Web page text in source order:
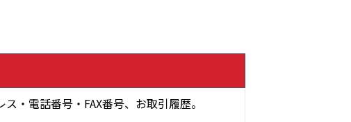
・電話番号・FAX番号、お取引履歴。